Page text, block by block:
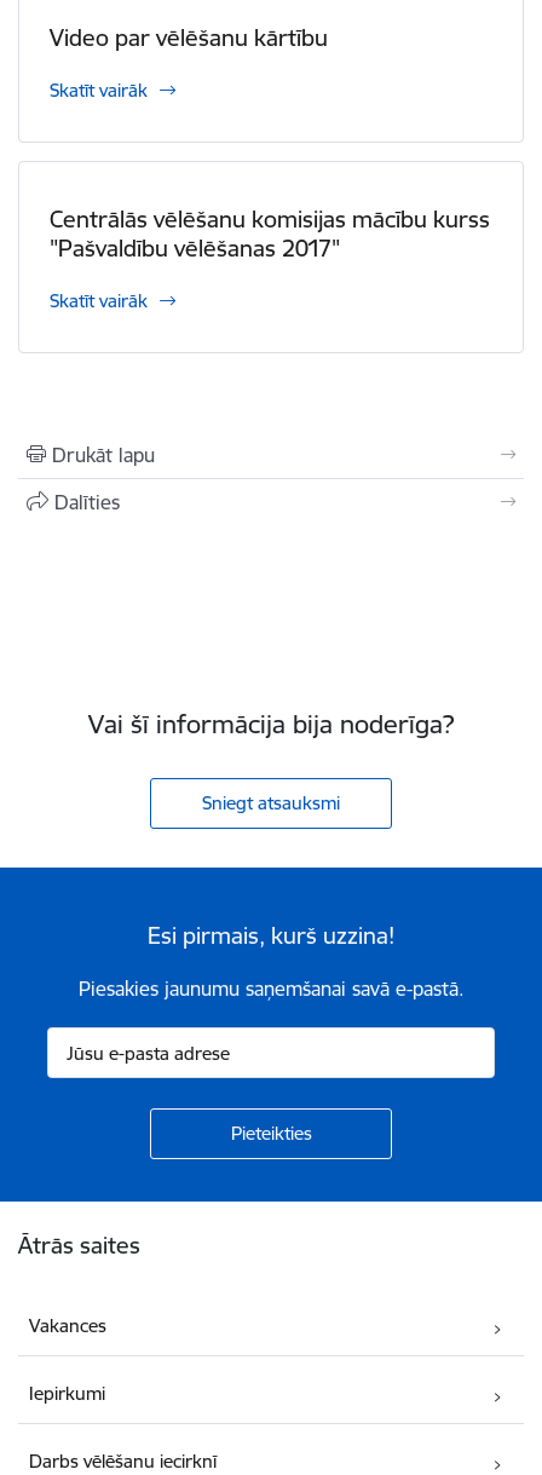
Video par vēlēšanu kārtību
Skatīt vairāk
Centrālās vēlēšanu komisijas mācību kurss
"Pašvaldību vēlēšanas 2017"
Skatīt vairāk
Drukāt lapu
Dalīties
Vai šī informācija bija noderīga?
Sniegt atsauksmi
Esi pirmais, kurš uzzina!
Piesakies jaunumu saņemšanai savā e-pastā.
Ātrās saites
Vakances
Iepirkumi
Darbs vēlēšanu iecirknī